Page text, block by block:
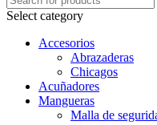
Select category
Accesorios
Abrazaderas
Chicagos
Acuñadores
Mangueras
Malla de